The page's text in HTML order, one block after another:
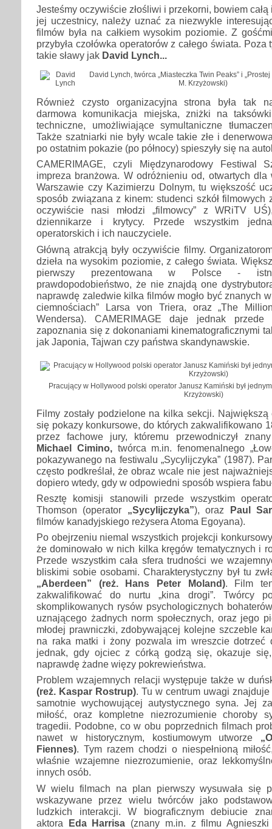
Jesteśmy oczywiście złośliwi i przekorni, bowiem
jej uczestnicy, należy uznać za niezwykle
filmów była na całkiem wysokim poziomie. Z
przybyła czołówka operatorów z całego świata.
takie sławy jak David Lynch...
David Lynch, twórca „Miasteczka Twin Peaks” i
M. Krzyżowski)
Również czysto organizacyjna strona była tak
darmowa komunikacja miejska, zniżki na
techniczne, umożliwiające symultaniczne
Także szatniarki nie były wcale takie złe i
po ostatnim pokazie (po północy) spieszyły się na
CAMERIMAGE, czyli Międzynarodowy Festiwal
impreza branżowa. W odróżnieniu od, otwartych
Warszawie czy Kazimierzu Dolnym, tu większość
sposób związana z kinem: studenci szkół filmowych
oczywiście nasi młodzi „filmowcy” z WRiTV
dziennikarze i krytycy. Przede wszystkim
operatorskich i ich nauczyciele.
Główną atrakcją były oczywiście filmy.
dzieła na wysokim poziomie, z całego świata.
pierwszy prezentowana w Polsce -
prawdopodobieństwo, że nie znajdą one
naprawdę zaledwie kilka filmów mogło być znanych
ciemnościach” Larsa von Triera, oraz „The
Wendersa). CAMERIMAGE daje jednak przede
zapoznania się z dokonaniami kinematograficznymi
jak Japonia, Tajwan czy państwa skandynawskie.
Pracujący w Hollywood polski operator Janusz Kamiński był
Krzyżowski)
Filmy zostały podzielone na kilka sekcji. Największą
się pokazy konkursowe, do których zakwalifikowano
przez fachowe jury, któremu przewodniczył
Michael Cimino,twórca m.in. fenomenalnego
pokazywanego na festiwalu „Sycylijczyka” (1987).
często podkreślał, że obraz wcale nie jest
dopiero wtedy, gdy w odpowiedni sposób wspiera
Resztę komisji stanowili przede wszystkim
Thomson (operator „Sycylijczyka”), oraz Paul
filmów kanadyjskiego reżysera Atoma Egoyana).
Po obejrzeniu niemal wszystkich projekcji
że dominowało w nich kilka kręgów tematycznych i
Przede wszystkim cała sfera trudności we
bliskimi sobie osobami. Charakterystyczny był tu
„Aberdeen” (reż. Hans Peter Moland). Film
zakwalifikować do nurtu „kina drogi”. Twórcy
skomplikowanych rysów psychologicznych
uznającego żadnych norm społecznych, oraz jego
młodej prawniczki, zdobywającej kolejne szczeble
na raka matki i żony pozwala im wreszcie dotrzeć
jednak, gdy ojciec z córką godzą się, okazuje
naprawdę żadne więzy pokrewieństwa.
Problem wzajemnych relacji występuje także w
(reż. Kaspar Rostrup). Tu w centrum uwagi
samotnie wychowującej autystycznego syna. Jej
miłość, oraz kompletne niezrozumienie choroby
tragedii. Podobne, co w obu poprzednich filmach
nawet w historycznym, kostiumowym utworze
Fiennes). Tym razem chodzi o niespełnioną
właśnie wzajemne niezrozumienie, oraz
innych osób.
W wielu filmach na plan pierwszy wysuwała się
wskazywane przez wielu twórców jako
ludzkich interakcji. W biograficznym debiucie
aktora Eda Harrisa (znany m.in. z filmu Agnieszki